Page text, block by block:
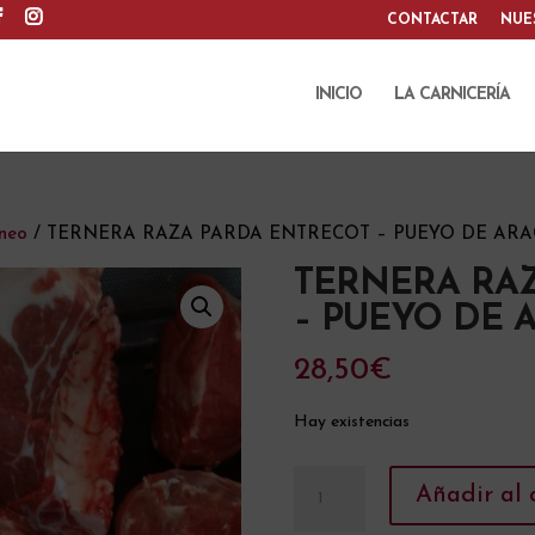
CONTACTAR
INICIO LA CARNICERÍA
/ TERNERA RAZA PARDA ENTRECOT – PUEYO DE
TERNERA
– PUEYO DE
28,50€
Hay existencias
Añadir al